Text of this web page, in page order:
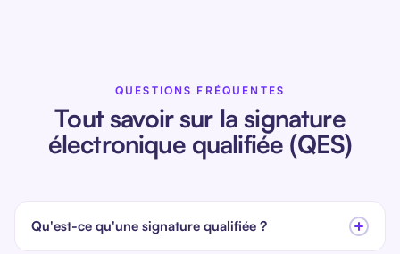
QUESTIONS FRÉQUENTES
Tout savoir sur la signature
électronique qualifiée (QES)
Qu'est-ce qu'une signature qualifiée ?